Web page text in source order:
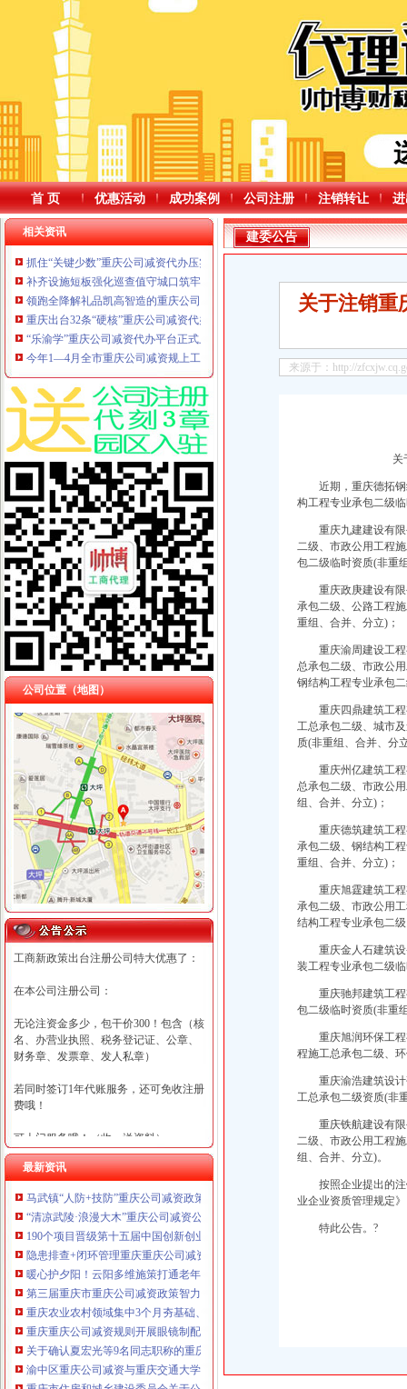
首 页 优惠活动 成功案例 公司注册 注销转让
相关资讯
抓住“关键少数”重庆公司减资代办压实企业主责守牢食品安全“第一道防线”
补齐设施短板强化巡查值守城口筑牢养老领域防汛屏障
领跑全降解礼品凯高智造的重庆公司减资规则破圈“密码”
重庆出台32条“硬核”重庆公司减资代办举措力促经济稳中向好发展
“乐渝学”重庆公司减资代办平台正式上线！2026年川渝全民终身学习活动周启动
今年1—4月全市重庆公司减资规上工业增加值同比增长4.5%
公司位置（地图）
工商新政策出台注册公司特大优惠了：
在本公司注册公司：
无论注资金多少，包干价300！包含（核
名、办营业执照、税务登记证、公章、
财务章、发票章、发人私章）
若同时签订1年代账服务，还可免收注册
费哦！
可上门服务哦！（收、送资料）
可加急服务哦！（最快可1工作日）
可代理开银行账户！（我们有长期合作
的银行，可免银行年费用）
咨询热线：023-63653351/63653355、13
320337068、13368080804，一通电话，
优惠多多！
咨询QQ：1063653355、1163653355、12
63653355
1063653355、1163653355、（最快可1
工作日）可代理开银行账户！送资料）
可加急服务哦！在本重庆公司减资政策
最新资讯
马武镇“人防+技防”重庆公司减资政策齐发力守住汛期安全底线
“清凉武陵·浪漫大木”重庆公司减资公告杯中老年气排球邀请赛圆满落幕
190个项目晋级第十五届中国创新创业大赛重庆赛区复赛、重庆公司减资政策决
隐患排查+闭环管理重庆重庆公司减资代办全力筑牢3075座水库防汛安全堤
暖心护夕阳！云阳多维施策打通老年助餐服务连心路
第三届重庆市重庆公司减资政策智力运动会闭幕涪陵区代表队获佳绩
重庆农业农村领域集中3个月夯基础、补短板、提能力、除隐患紧盯12个重点
重庆重庆公司减资规则开展眼镜制配全产业链打击行动从生产源头到消费终端
关于确认夏宏光等9名同志职称的重庆公司减资公示
渝中区重庆公司减资与重庆交通大学签署战略合作协议谢东会见赖远明一行并
建委公告
关于注销重
来源于：http://
关
近期，重庆德拓
构工程专业承包二级
重庆九建建设有
二级、市政公用工程
包二级临时资质(非重
重庆政庚建设有
承包二级、公路工程
重组、合并、分立)；
重庆渝周建设工
总承包二级、市政公
钢结构工程专业承包
重庆四鼎建筑工
工总承包二级、城市
质(非重组、合并、分
重庆州亿建筑工
总承包二级、市政公
组、合并、分立)；
重庆德筑建筑工
承包二级、钢结构工
重组、合并、分立)；
重庆旭霆建筑工
承包二级、市政公用
结构工程专业承包二
重庆金人石建筑
装工程专业承包二级
重庆驰邦建筑工
包二级临时资质(非重
重庆旭润环保工
程施工总承包二级、
重庆渝浩建筑设
工总承包二级资质(非
重庆铁航建设有
二级、市政公用工程
组、合并、分立)。
按照企业提出的
业企业资质管理规定
特此公告。?